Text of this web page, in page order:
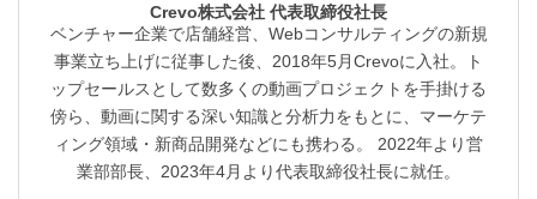
Crevo株式会社 代表取締役社長
ベンチャー企業で店舗経営、Webコンサルティングの新規
事業立ち上げに従事した後、2018年5月Crevoに入社。ト
ップセールスとして数多くの動画プロジェクトを手掛ける
傍ら、動画に関する深い知識と分析力をもとに、マーケテ
ィング領域・新商品開発などにも携わる。 2022年より営
業部部長、2023年4月より代表取締役社長に就任。